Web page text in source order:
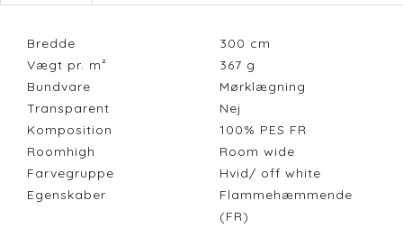
Bredde 300 cm
Vægt pr. m²
367 g
Bundvare
Mørklægning
Transparent
Nej
Komposition
100% PES FR
Roomhigh
Room wide
Farvegruppe
Hvid/ off white
Egenskaber
Flammehæmmende
(FR)